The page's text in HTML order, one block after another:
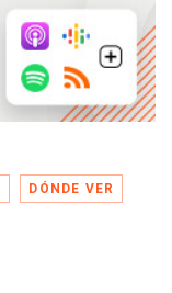
DÓNDE VER